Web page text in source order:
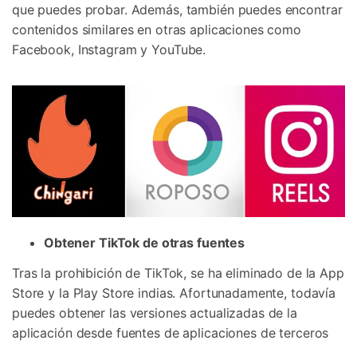
que puedes probar. Además, también puedes encontrar
contenidos similares en otras aplicaciones como
Facebook, Instagram y YouTube.
Obtener TikTok de otras fuentes
Tras la prohibición de TikTok, se ha eliminado de la App
Store y la Play Store indias. Afortunadamente, todavía
puedes obtener las versiones actualizadas de la
aplicación desde fuentes de aplicaciones de terceros